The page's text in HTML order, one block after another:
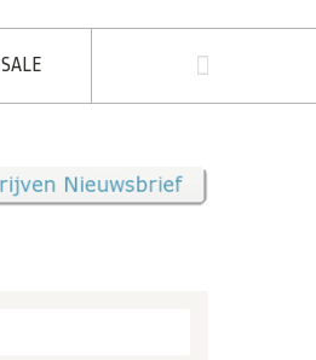
SALE